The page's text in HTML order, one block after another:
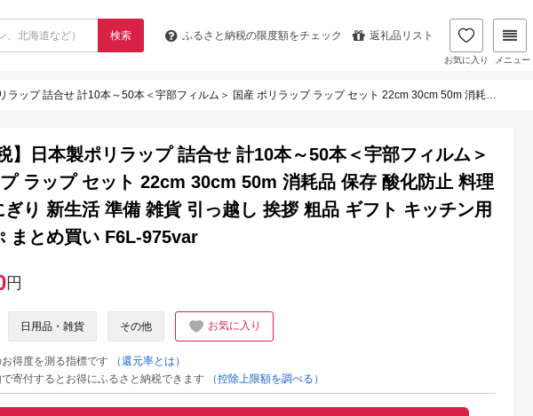
検索 ふるさと納税の限度額をチェック 返礼品リスト
お気に入り メニュー
＜宇部フィルム＞ 国産 ポリラップ ラップ セット 22cm 30cm 50m 消耗品 保存 酸化防止 料理 調理 弁当 おにぎり 新生活 準備 雑貨 引っ越し 挨拶 粗品 ギフト キッチン用品 台所 らっぷ まとめ買い F6L-975var
】日本製ポリラップ 詰合せ 計10本～50本＜宇部フィルム＞
ラップ セット 22cm 30cm 50m 消耗品 保存 酸化防止 料理
り 新生活 準備 雑貨 引っ越し 挨拶 粗品 ギフト キッチン用
まとめ買い F6L-975var
円
日用品・雑貨 その他 お気に入り
得度を測る指標です
（還元率とは）
寄付するとお得にふるさと納税できます
（控除上限額を調べる）